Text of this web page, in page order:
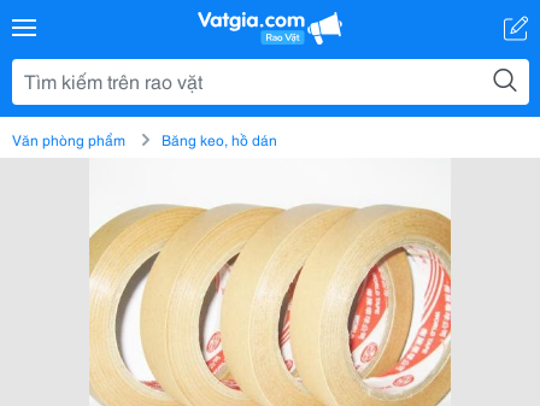
Văn phòng phẩm Băng keo, hồ dán